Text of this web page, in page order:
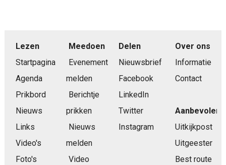
Lezen
Startpagina
Agenda
Prikbord
Nieuws
Links
Video's
Foto's
Meedoen
Evenement
melden
Berichtje
prikken
Nieuws
melden
Video
Delen
Nieuwsbrief
Facebook
LinkedIn
Twitter
Instagram
Over ons
Informatie
Contact
Aanbevolen
Uitkijkpost
Uitgeester
Best route